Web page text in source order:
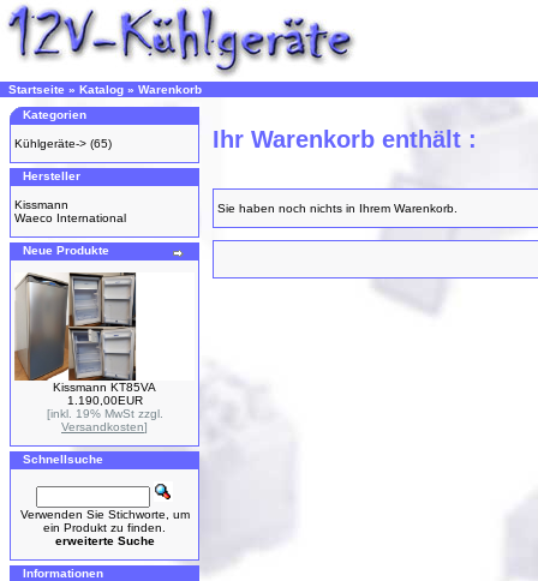
Startseite » Katalog » Warenkorb
Kategorien
Kühlgeräte-> (65)
Hersteller
Kissmann
Waeco International
Neue Produkte
Kissmann KT85VA
1.190,00EUR
[inkl. 19% MwSt zzgl.
Versandkosten]
Schnellsuche
Verwenden Sie Stichworte, um
ein Produkt zu finden.
erweiterte Suche
Informationen
Ihr Warenkorb enthält :
Sie haben noch nichts in Ihrem Warenkorb.